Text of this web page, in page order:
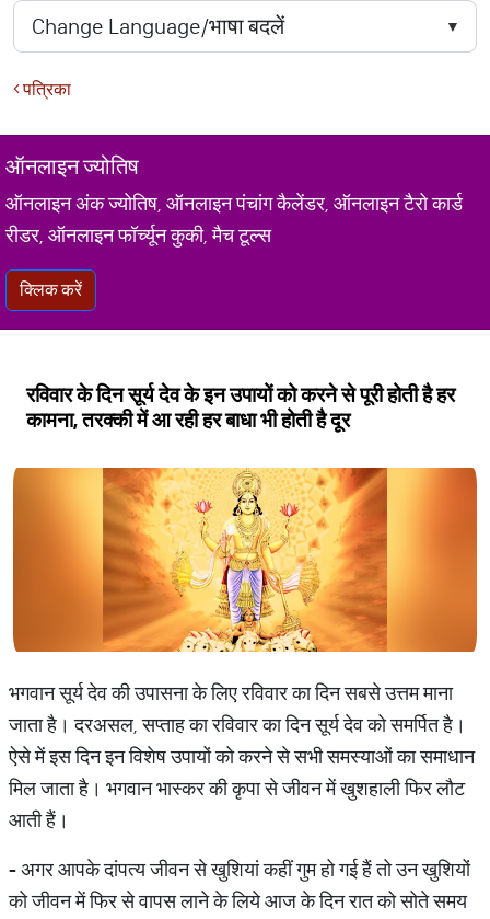
पत्रिका
ऑनलाइन ज्योतिष
ऑनलाइन अंक ज्योतिष, ऑनलाइन पंचांग कैलेंडर, ऑनलाइन टैरो कार्ड
रीडर, ऑनलाइन फॉर्च्यून कुकी, मैच टूल्स
क्लिक करें
रविवार के दिन सूर्य देव के इन उपायों को करने से पूरी होती है हर
कामना, तरक्की में आ रही हर बाधा भी होती है दूर
भगवान सूर्य देव की उपासना के लिए रविवार का दिन सबसे उत्तम माना
जाता है। दरअसल, सप्ताह का रविवार का दिन सूर्य देव को समर्पित है।
ऐसे में इस दिन इन विशेष उपायों को करने से सभी समस्याओं का समाधान
मिल जाता है। भगवान भास्कर की कृपा से जीवन में खुशहाली फिर लौट
आती हैं।
-अगर आपके दांपत्य जीवन से खुशियां कहीं गुम हो गई हैं तो उन खुशियों
को जीवन में फिर से वापस लाने के लिये आज के दिन रात को सोते समय